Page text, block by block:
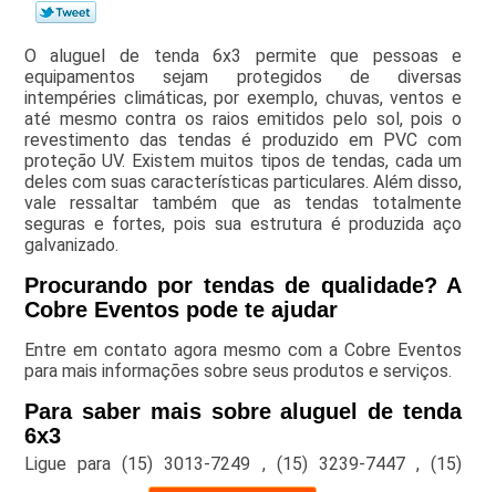
O aluguel de tenda 6x3 permite que pessoas e
equipamentos sejam protegidos de diversas
intempéries climáticas, por exemplo, chuvas, ventos e
até mesmo contra os raios emitidos pelo sol, pois o
revestimento das tendas é produzido em PVC com
proteção UV. Existem muitos tipos de tendas, cada um
deles com suas características particulares. Além disso,
vale ressaltar também que as tendas totalmente
seguras e fortes, pois sua estrutura é produzida aço
galvanizado.
Procurando por tendas de qualidade? A
Cobre Eventos pode te ajudar
Entre em contato agora mesmo com a Cobre Eventos
para mais informações sobre seus produtos e serviços.
Para saber mais sobre aluguel de tenda
6x3
Ligue para(15) 3013-7249 , (15) 3239-7447,(15)